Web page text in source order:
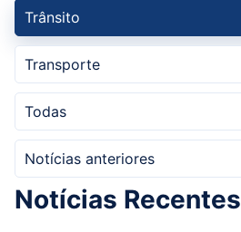
Trânsito
Transporte
Todas
Notícias anteriores
Notícias Recentes